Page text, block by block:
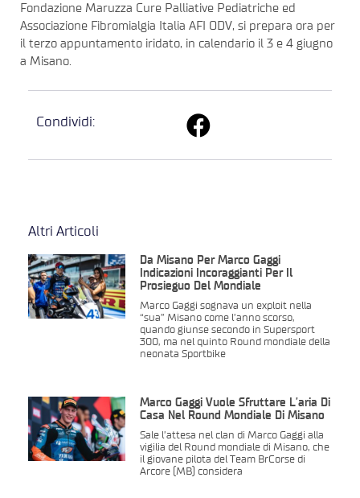
Fondazione Maruzza Cure Palliative Pediatriche ed
Associazione Fibromialgia Italia AFI ODV, si prepara ora per
il terzo appuntamento iridato, in calendario il 3 e 4 giugno
a Misano.
Condividi:
Altri Articoli
Da Misano Per Marco Gaggi
Indicazioni Incoraggianti Per Il
Prosieguo Del Mondiale
Marco Gaggi sognava un exploit nella
“sua” Misano come l’anno scorso,
quando giunse secondo in Supersport
300, ma nel quinto Round mondiale della
neonata Sportbike
Marco Gaggi Vuole Sfruttare L’aria Di
Casa Nel Round Mondiale Di Misano
Sale l’attesa nel clan di Marco Gaggi alla
vigilia del Round mondiale di Misano, che
il giovane pilota del Team BrCorse di
Arcore (MB) considera